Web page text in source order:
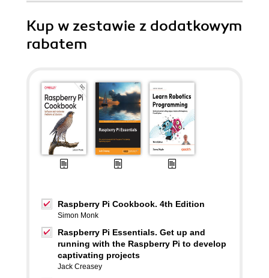
Kup w zestawie z dodatkowym
rabatem
Raspberry Pi Cookbook. 4th Edition
Simon Monk
Raspberry Pi Essentials. Get up and
running with the Raspberry Pi to develop
captivating projects
Jack Creasey